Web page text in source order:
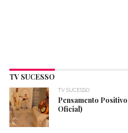
TV SUCESSO
TV SUCESSO
Pensamento
Oficial)